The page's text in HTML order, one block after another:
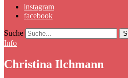
instagram
facebook
Suche
Info
Christina Ilchmann